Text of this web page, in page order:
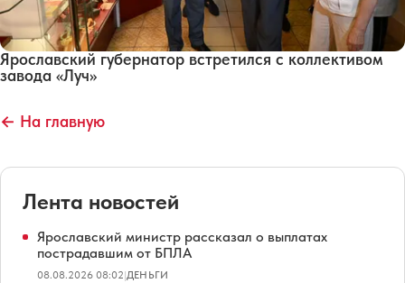
Ярославский губернатор встретился с коллективом
завода «Луч»
← На главную
Лента новостей
Ярославский министр рассказал о выплатах
пострадавшим от БПЛА
08.08.2026 08:02|ДЕНЬГИ